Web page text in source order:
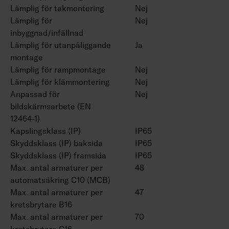
Lämplig för takmontering
Nej
Lämplig för
inbyggnad/infällnad
Nej
Lämplig för utanpåliggande
montage
Ja
Lämplig för rampmontage
Nej
Lämplig för klämmontering
Nej
Anpassad för
bildskärmsarbete (EN
12464-1)
Nej
Kapslingsklass (IP)
IP65
Skyddsklass (IP) baksida
IP65
Skyddsklass (IP) framsida
IP65
Max. antal armaturer per
automatsäkring C10 (MCB)
48
Max. antal armaturer per
kretsbrytare B16
47
Max. antal armaturer per
70